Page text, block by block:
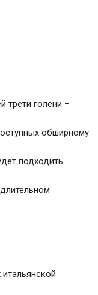
трети голени –
обширному
подходить
итальянской